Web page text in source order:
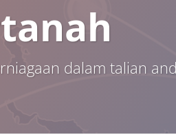
dalam talian